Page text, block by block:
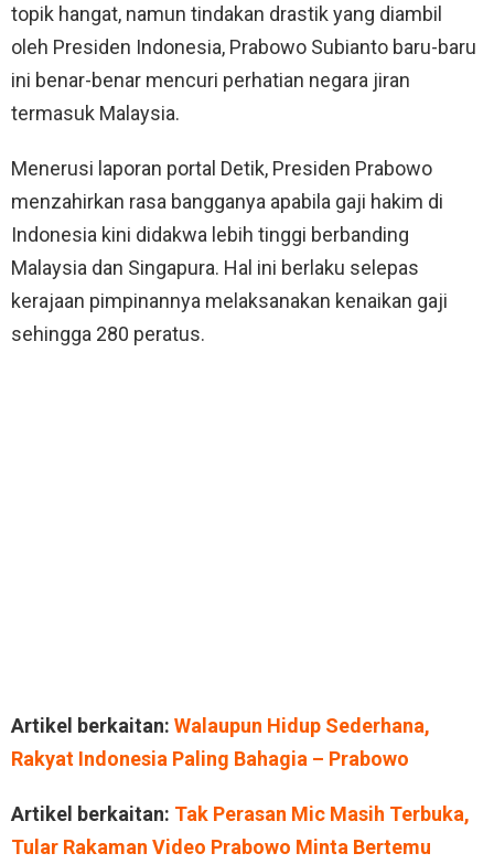
topik hangat, namun tindakan drastik yang diambil
oleh Presiden Indonesia, Prabowo Subianto baru-baru
ini benar-benar mencuri perhatian negara jiran
termasuk Malaysia.
Menerusi laporan portal Detik, Presiden Prabowo
menzahirkan rasa bangganya apabila gaji hakim di
Indonesia kini didakwa lebih tinggi berbanding
Malaysia dan Singapura. Hal ini berlaku selepas
kerajaan pimpinannya melaksanakan kenaikan gaji
sehingga 280 peratus.
Artikel berkaitan: Walaupun Hidup Sederhana,
Rakyat Indonesia Paling Bahagia – Prabowo
Artikel berkaitan: Tak Perasan Mic Masih Terbuka,
Tular Rakaman Video Prabowo Minta Bertemu